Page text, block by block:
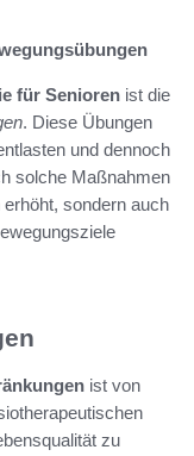
für Senioren ist die
. Diese Übungen
und dennoch
solche Maßnahmen
sondern auch
ist von
zu